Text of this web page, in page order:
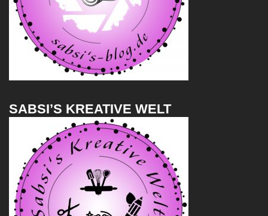
SABSI’S KREATIVE WELT